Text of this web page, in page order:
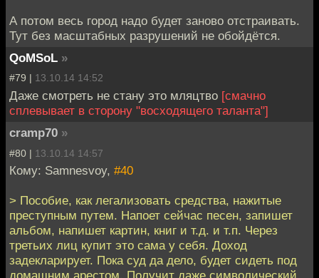
А потом весь город надо будет заново отстраивать.
Тут без масштабных разрушений не обойдётся.
QoMSoL »
#79 | 13.10.14 14:52
Даже смотреть не стану это мляцтво [смачно
сплевывает в сторону "восходящего таланта"]
cramp70 »
#80 | 13.10.14 14:57
Кому: Samnesvoy, #40
> Пособие, как легализовать средства, нажитые
преступным путем. Напоет сейчас песен, запишет
альбом, напишет картин, книг и т.д. и т.п. Через
третьих лиц купит это сама у себя. Доход
задекларирует. Пока суд да дело, будет сидеть под